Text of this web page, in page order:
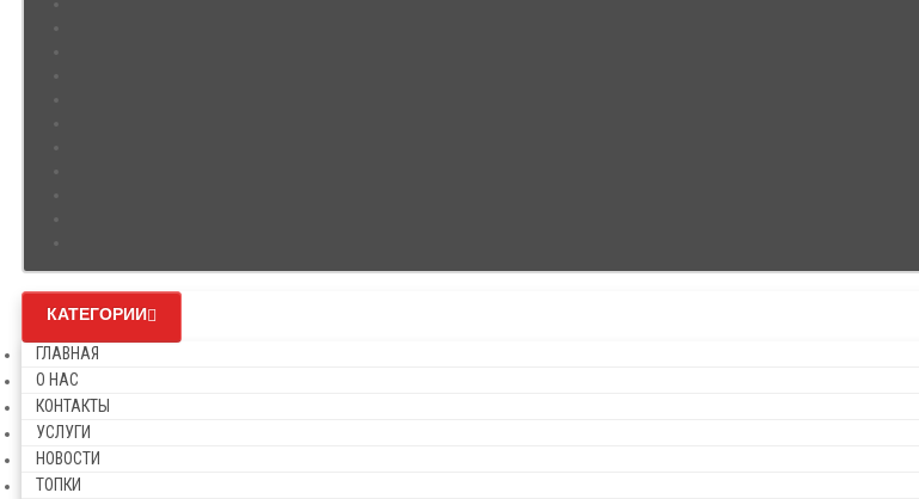
КАТЕГОРИИ
ГЛАВНАЯ
О НАС
КОНТАКТЫ
УСЛУГИ
НОВОСТИ
ТОПКИ